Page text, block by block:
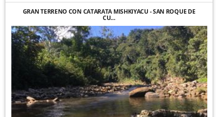
GRAN TERRENO CON CATARATA MISHKIYACU - SAN ROQUE DE
CU…